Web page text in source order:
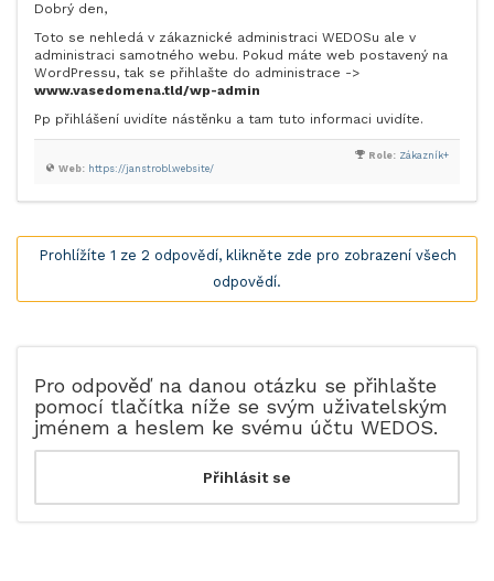
Dobrý den,
Toto se nehledá v zákaznické administraci WEDOSu ale v
administraci samotného webu. Pokud máte web postavený na
WordPressu, tak se přihlašte do administrace ->
www.vasedomena.tld/wp-admin
Pp přihlášení uvidíte nástěnku a tam tuto informaci uvidíte.
Role: Zákazník+
Web: https://janstrobl.website/
Prohlížíte 1 ze 2 odpovědí, klikněte zde pro zobrazení všech
odpovědí.
Pro odpověď na danou otázku se přihlašte
pomocí tlačítka níže se svým uživatelským
jménem a heslem ke svému účtu WEDOS.